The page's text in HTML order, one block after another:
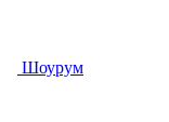
Шоурум